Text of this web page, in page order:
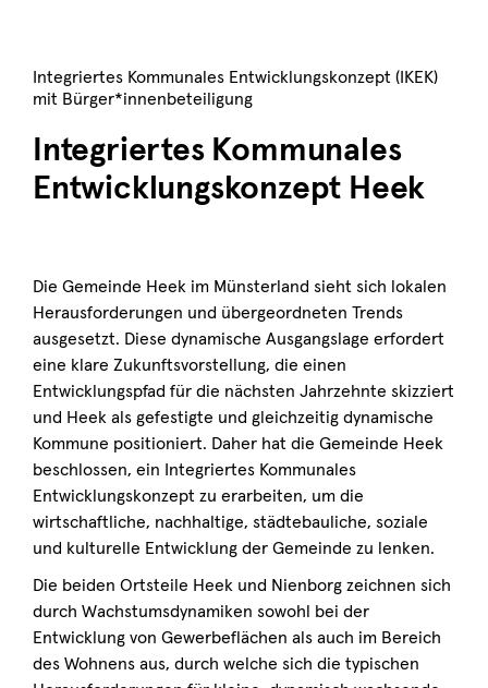
Integriertes Kommunales Entwicklungskonzept (IKEK)
mit Bürger*innenbeteiligung
Integriertes Kommunales
Entwicklungskonzept Heek
Die Gemeinde Heek im Münsterland sieht sich lokalen
Herausforderungen und übergeordneten Trends
ausgesetzt. Diese dynamische Ausgangslage erfordert
eine klare Zukunftsvorstellung, die einen
Entwicklungspfad für die nächsten Jahrzehnte skizziert
und Heek als gefestigte und gleichzeitig dynamische
Kommune positioniert. Daher hat die Gemeinde Heek
beschlossen, ein Integriertes Kommunales
Entwicklungskonzept zu erarbeiten, um die
wirtschaftliche, nachhaltige, städtebauliche, soziale
und kulturelle Entwicklung der Gemeinde zu lenken.
Die beiden Ortsteile Heek und Nienborg zeichnen sich
durch Wachstumsdynamiken sowohl bei der
Entwicklung von Gewerbeflächen als auch im Bereich
des Wohnens aus, durch welche sich die typischen